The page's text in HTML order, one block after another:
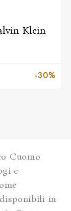
Klein
-30%
Cuomo
e
in